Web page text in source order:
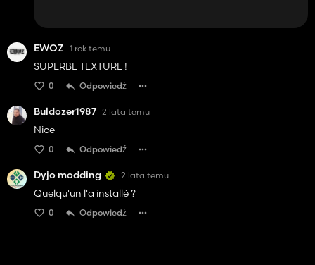
EWOZ 1 rok temu
SUPERBE TEXTURE !
0 Odpowiedź
Buldozer1987 2 lata temu
Nice
0 Odpowiedź
Dyjo modding 2 lata temu
Quelqu'un l'a installé ?
0 Odpowiedź